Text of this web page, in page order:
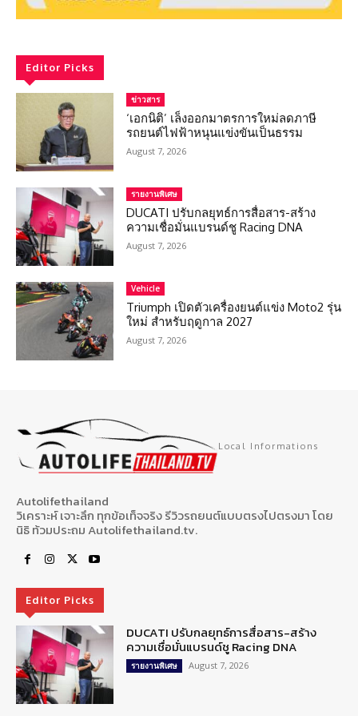
Editor Picks
ข่าวสาร
‘เอกนิติ’ เล็งออกมาตรการใหม่ลดภาษี
รถยนต์ไฟฟ้าหนุนแข่งขันเป็นธรรม
August 7, 2026
รายงานพิเศษ
DUCATI ปรับกลยุทธ์การสื่อสาร-สร้าง
ความเชื่อมั่นแบรนด์ชู Racing DNA
August 7, 2026
Vehicle
Triumph เปิดตัวเครื่องยนต์แข่ง Moto2 รุ่น
ใหม่ สำหรับฤดูกาล 2027
August 7, 2026
Local Informations
Autolifethailand
วิเคราะห์ เจาะลึก ทุกข้อเท็จจริง รีวิวรถยนต์แบบตรงไปตรงมา โดย
นิธิ ท้วมประถม Autolifethailand.tv.
Editor Picks
DUCATI ปรับกลยุทธ์การสื่อสาร-สร้าง
ความเชื่อมั่นแบรนด์ชู Racing DNA
รายงานพิเศษ August 7, 2026